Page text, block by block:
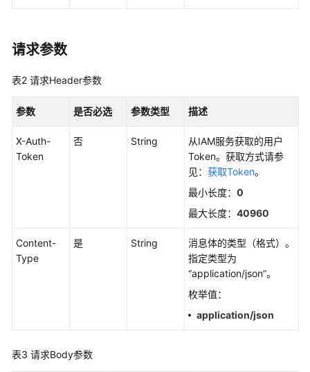
参
参
考
题
AOM
1.0
请求参数
表2 请求Header参数
参数 是否必选 参数类型 描述
X-Auth-
Token
否 String
从IAM服务获取的用户
Token。获取方式请参
见： 获取Token。
最小长度： 0
最大长度： 40960
Content-
Type
是 String
消息体的类型（格式）。
指定类型为
“application/json”。
枚举值：
application/json
表3 请求Body参数